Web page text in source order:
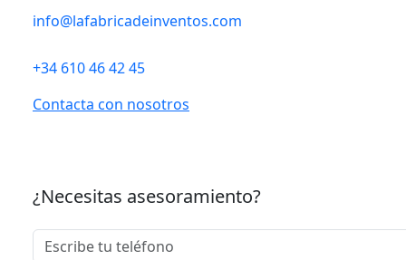
info@lafabricadeinventos.com
+34 610 46 42 45
Contacta con nosotros
¿Necesitas asesoramiento?